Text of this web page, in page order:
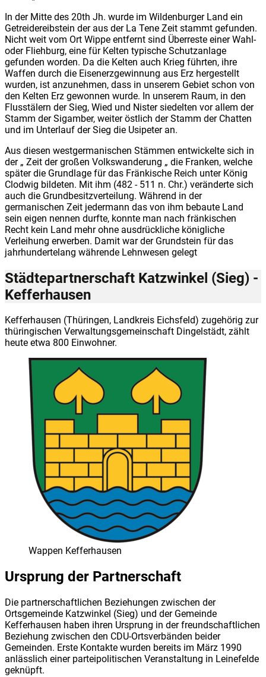
In der Mitte des 20th Jh. wurde im Wildenburger Land ein
Getreidereibstein der aus der La Tene Zeit stammt gefunden.
Nicht weit vom Ort Wippe entfernt sind Überreste einer Wahl-
oder Fliehburg, eine für Kelten typische Schutzanlage
gefunden worden. Da die Kelten auch Krieg führten, ihre
Waffen durch die Eisenerzgewinnung aus Erz hergestellt
wurden, ist anzunehmen, dass in unserem Gebiet schon von
den Kelten Erz gewonnen wurde. In unserem Raum, in den
Flusstälern der Sieg, Wied und Nister siedelten vor allem der
Stamm der Sigamber, weiter östlich der Stamm der Chatten
und im Unterlauf der Sieg die Usipeter an.
Aus diesen westgermanischen Stämmen entwickelte sich in
der „ Zeit der großen Volkswanderung „ die Franken, welche
später die Grundlage für das Fränkische Reich unter König
Clodwig bildeten. Mit ihm (482 - 511 n. Chr.) veränderte sich
auch die Grundbesitzverteilung. Während in der
germanischen Zeit jedermann das von ihm bebaute Land
sein eigen nennen durfte, konnte man nach fränkischen
Recht kein Land mehr ohne ausdrückliche königliche
Verleihung erwerben. Damit war der Grundstein für das
jahrhundertelang währende Lehnwesen gelegt
Städtepartnerschaft Katzwinkel (Sieg) -
Kefferhausen
Kefferhausen (Thüringen, Landkreis Eichsfeld) zugehörig zur
thüringischen Verwaltungsgemeinschaft Dingelstädt, zählt
heute etwa 800 Einwohner.
Wappen Kefferhausen
Ursprung der Partnerschaft
Die partnerschaftlichen Beziehungen zwischen der
Ortsgemeinde Katzwinkel (Sieg) und der Gemeinde
Kefferhausen haben ihren Ursprung in der freundschaftlichen
Beziehung zwischen den CDU-Ortsverbänden beider
Gemeinden. Erste Kontakte wurden bereits im März 1990
anlässlich einer parteipolitischen Veranstaltung in Leinefelde
geknüpft.